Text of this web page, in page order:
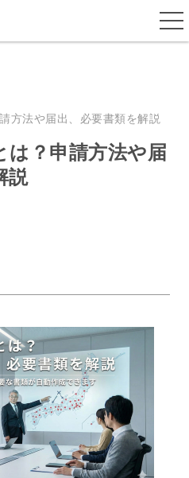
方法や届出、必要書類を解説
は？申請方法や届
説